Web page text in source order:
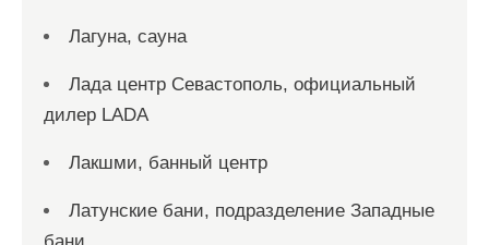
Лагуна, сауна
Лада центр Севастополь, официальный
дилер LADA
Лакшми, банный центр
Латунские бани, подразделение Западные